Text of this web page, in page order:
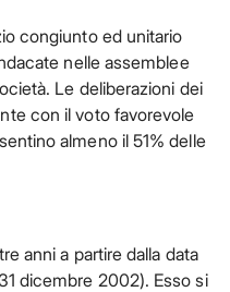
congiunto ed unitario
nelle assemblee
Le deliberazioni dei
con il voto favorevole
almeno il 51% delle
anni a partire dalla data
dicembre 2002). Esso si